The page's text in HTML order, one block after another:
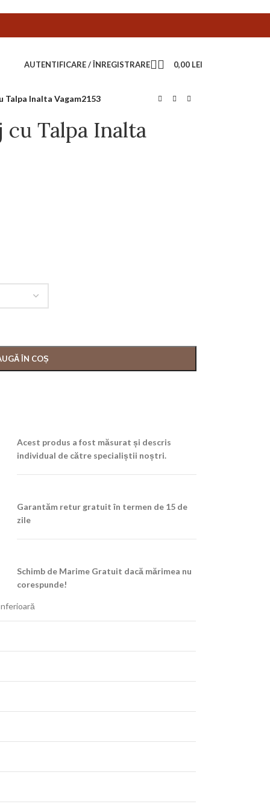
AUTENTIFICARE / ÎNREGISTRARE 0,00 LEI
Talpa Inalta Vagam2153
cu Talpa Inalta
ÎN COȘ
Acest produs a fost măsurat și descris
individual de către specialiștii noștri.
Garantăm retur gratuit în termen de 15 de
zile
Schimb de Marime Gratuit dacă mărimea nu
corespunde!